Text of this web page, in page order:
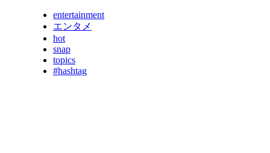
entertainment
エンタメ
hot
snap
topics
#hashtag